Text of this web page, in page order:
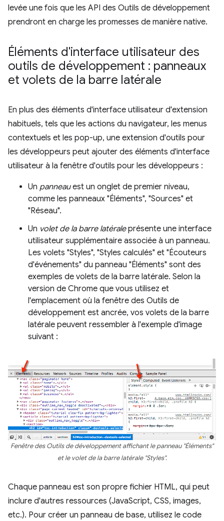
levée une fois que les API des Outils de développement
prendront en charge les promesses de manière native.
Éléments d'interface utilisateur des
outils de développement : panneaux
et volets de la barre latérale
En plus des éléments d'interface utilisateur d'extension
habituels, tels que les actions du navigateur, les menus
contextuels et les pop-up, une extension d'outils pour
les développeurs peut ajouter des éléments d'interface
utilisateur à la fenêtre d'outils pour les développeurs :
Un panneauest un onglet de premier niveau,
comme les panneaux "Éléments", "Sources" et
"Réseau".
Un volet de la barre latéraleprésente une interface
utilisateur supplémentaire associée à un panneau.
Les volets "Styles", "Styles calculés" et "Écouteurs
d'événements" du panneau "Éléments" sont des
exemples de volets de la barre latérale. Selon la
version de Chrome que vous utilisez et
l'emplacement où la fenêtre des Outils de
développement est ancrée, vos volets de la barre
latérale peuvent ressembler à l'exemple d'image
suivant :
Fenêtre des Outils de développement affichant le panneau "Éléments"
et le volet de la barre latérale "Styles".
Chaque panneau est son propre fichier HTML, qui peut
inclure d'autres ressources (JavaScript, CSS, images,
etc.). Pour créer un panneau de base, utilisez le code